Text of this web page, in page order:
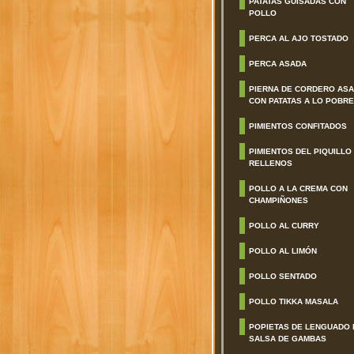
POLLO
PERCA AL AJO TOSTADO
PERCA ASADA
PIERNA DE CORDERO
CON PATATAS A LO POBRE
PIMIENTOS CONFITADOS
PIMIENTOS DEL PIQUILLO
RELLENOS
POLLO A LA CREMA CON
CHAMPIÑONES
POLLO AL CURRY
POLLO AL LIMÓN
POLLO SENTADO
POLLO TIKKA MASALA
POPIETAS DE LENGUADO
SALSA DE GAMBAS